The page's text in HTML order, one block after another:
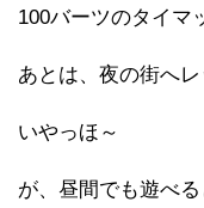
100バーツのタイマ
あとは、夜の街へレ
いやっほ～
が、昼間でも遊べ